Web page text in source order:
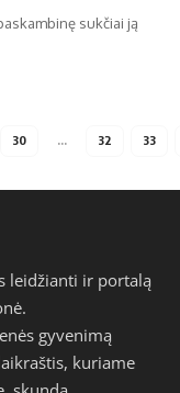
sukčiai ją
30 … 32 33
leidžianti ir portalą
gyvenimą
kuriame